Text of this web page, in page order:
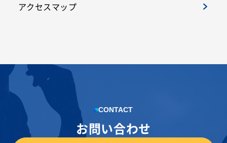
アクセスマップ
CONTACT
お問い合わせ